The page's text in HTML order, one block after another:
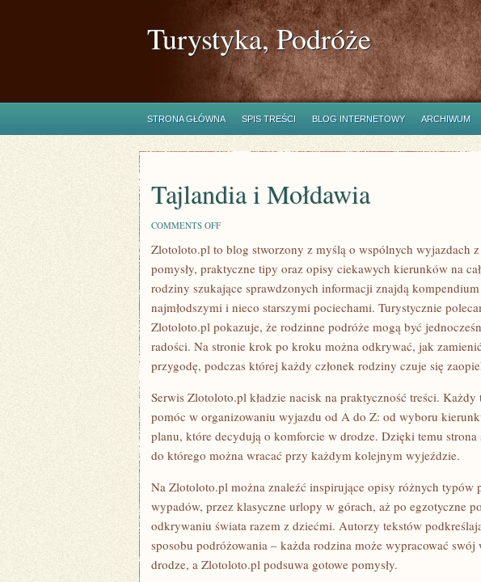
Turystyka, Podróże
STRONA GŁÓWNA SPIS TREŚCI BLOG INTERNETOWY ARCHIWUM
Tajlandia i Mołdawia
COMMENTS OFFON
I
Zlotoloto.pl to blog stworzony z myślą o wspólnych wyjazdach
pomysły, praktyczne tipy oraz opisy ciekawych kierunków na
rodziny szukające sprawdzonych informacji znajdą
najmłodszymi i nieco starszymi pociechami. Turystycznie
Zlotoloto.pl pokazuje, że rodzinne podróże mogą być
radości. Na stronie krok po kroku można odkrywać, jak
przygodę, podczas której każdy członek rodziny czuje się
Serwis Zlotoloto.pl kładzie nacisk na praktyczność treści.
pomóc w organizowaniu wyjazdu od A do Z: od wyboru
planu, które decydują o komforcie w drodze. Dzięki temu
do którego można wracać przy każdym kolejnym wyjeździe.
Na Zlotoloto.pl można znaleźć inspirujące opisy różnych typów
wypadów, przez klasyczne urlopy w górach, aż po egzotyczne
odkrywaniu świata razem z dziećmi. Autorzy tekstów
sposobu podróżowania – każda rodzina może wypracować swój
drodze, a Zlotoloto.pl podsuwa gotowe pomysły.